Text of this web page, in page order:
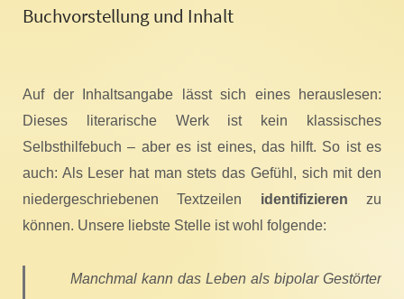
Buchvorstellung und Inhalt
Auf der Inhaltsangabe lässt sich eines herauslesen:
Dieses literarische Werk ist kein klassisches
Selbsthilfebuch – aber es ist eines, das hilft. So ist es
auch: Als Leser hat man stets das Gefühl, sich mit den
niedergeschriebenen Textzeilen identifizieren zu
können. Unsere liebste Stelle ist wohl folgende:
Manchmal kann das Leben als bipolar Gestörter